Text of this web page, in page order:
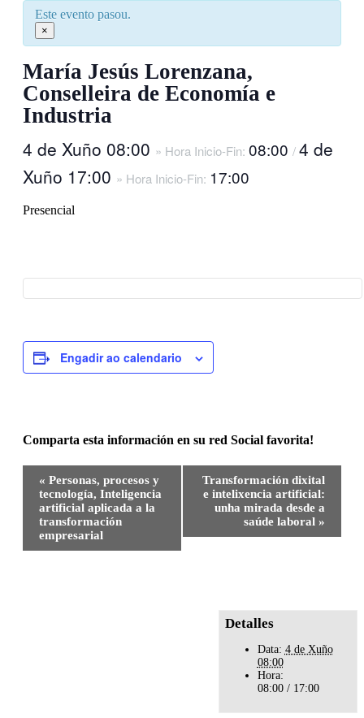
Este evento pasou.
×
María Jesús Lorenzana,
Conselleira de Economía e
Industria
4 de Xuño 08:00 » Hora Inicio-Fin: 08:00 /4 de
Xuño 17:00 » Hora Inicio-Fin: 17:00
Presencial
Engadir ao calendario
Comparta esta información en su red Social favorita!
Navegación
Evento
« Personas, procesos y
tecnología, Inteligencia
artificial aplicada a la
transformación
empresarial
Transformación dixital
e intelixencia artificial:
unha mirada desde a
saúde laboral »
Detalles
Data: 4 de Xuño
08:00
Hora:
08:00 / 17:00